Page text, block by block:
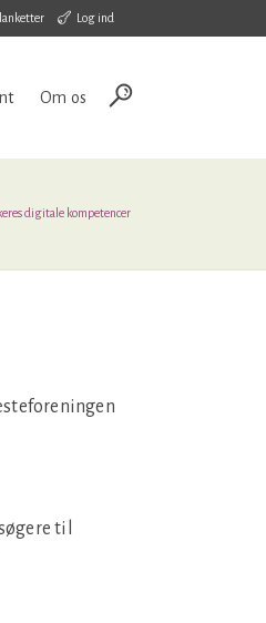
Log ind
Om os
digitale kompetencer
til